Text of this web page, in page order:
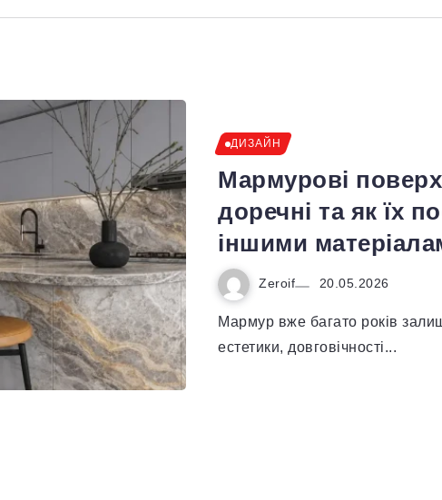
ДИЗАЙН
Мармурові
доречні та як їх
іншими
Zeroif 20.05.2026
Мармур вже багато років
естетики, довговічності...